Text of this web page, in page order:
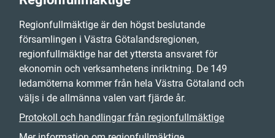
Regionfullmäktige är den högst beslutande
församlingen i Västra Götalandsregionen,
regionfullmäktige har det yttersta ansvaret för
ekonomin och verksamhetens inriktning. De 149
ledamöterna kommer från hela Västra Götaland och
väljs i de allmänna valen vart fjärde år.
Protokoll och handlingar från regionfullmäktige